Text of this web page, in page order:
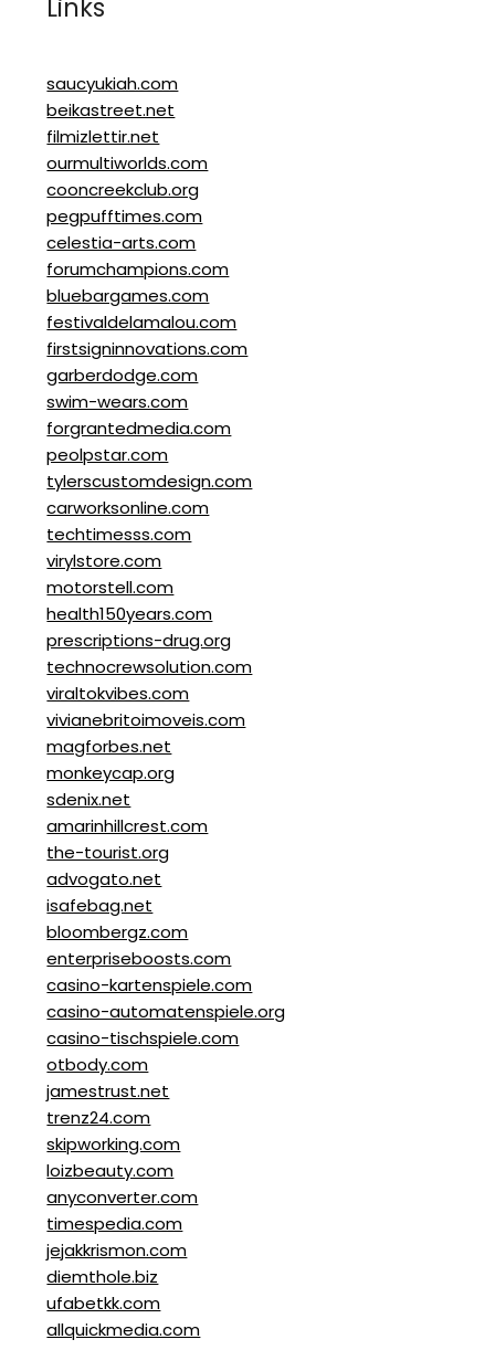
Links
saucyukiah.com
beikastreet.net
filmizlettir.net
ourmultiworlds.com
cooncreekclub.org
pegpufftimes.com
celestia-arts.com
forumchampions.com
bluebargames.com
festivaldelamalou.com
firstsigninnovations.com
garberdodge.com
swim-wears.com
forgrantedmedia.com
peolpstar.com
tylerscustomdesign.com
carworksonline.com
techtimesss.com
virylstore.com
motorstell.com
health150years.com
prescriptions-drug.org
technocrewsolution.com
viraltokvibes.com
vivianebritoimoveis.com
magforbes.net
monkeycap.org
sdenix.net
amarinhillcrest.com
the-tourist.org
advogato.net
isafebag.net
bloombergz.com
enterpriseboosts.com
casino-kartenspiele.com
casino-automatenspiele.org
casino-tischspiele.com
otbody.com
jamestrust.net
trenz24.com
skipworking.com
loizbeauty.com
anyconverter.com
timespedia.com
jejakkrismon.com
diemthole.biz
ufabetkk.com
allquickmedia.com